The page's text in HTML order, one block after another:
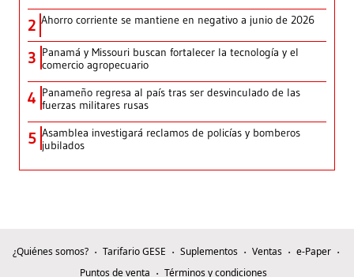
2 Ahorro corriente se mantiene en negativo a junio de 2026
3 Panamá y Missouri buscan fortalecer la tecnología y el
comercio agropecuario
4 Panameño regresa al país tras ser desvinculado de las
fuerzas militares rusas
5 Asamblea investigará reclamos de policías y bomberos
jubilados
¿Quiénes somos? Tarifario GESE Suplementos Ventas
e-Paper
Puntos de venta
Términos y condiciones